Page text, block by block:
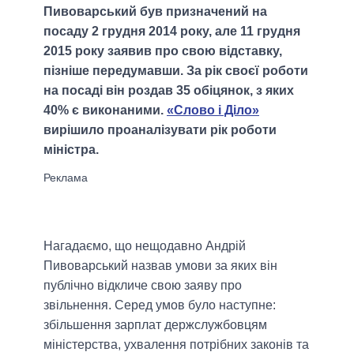
Пивоварський був призначений на
посаду 2 грудня 2014 року, але 11 грудня
2015 року заявив про свою відставку,
пізніше передумавши. За рік своєї роботи
на посаді він роздав 35 обіцянок, з яких
40% є виконаними. «Слово і Діло»
вирішило проаналізувати рік роботи
міністра.
Нагадаємо, що нещодавно Андрій
Пивоварський назвав умови за яких він
публічно відкличе свою заяву про
звільнення. Серед умов було наступне:
збільшення зарплат держслужбовцям
міністерства, ухвалення потрібних законів та